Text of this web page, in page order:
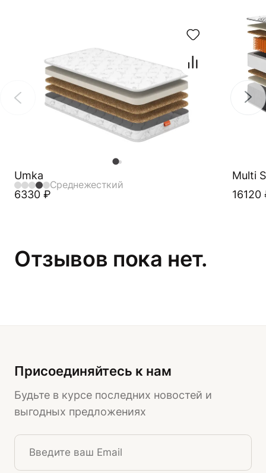
Umka
Среднежесткий
6330 ₽
Multi
16120
Отзывов пока нет.
Присоединяйтесь к нам
Будьте в курсе последних новостей и
выгодных предложениях